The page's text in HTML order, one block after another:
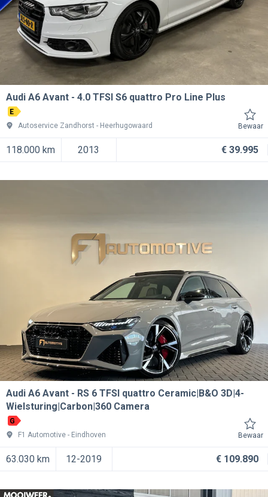
Audi A6 Avant 4.0 TFSI S6 quattro Pro Line Plus
E
Autoservice Zandhorst
Heerhugowaard Bewaar
118.000 km 2013 € 39.995
Audi A6 Avant
RS 6 TFSI quattro Ceramic|B&O 3D|4-
Wielsturing|Carbon|360 Camera
G
F1 Automotive
Eindhoven Bewaar
63.030 km 12-2019 € 109.890